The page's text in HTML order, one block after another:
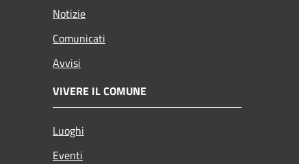
Notizie
Comunicati
Avvisi
VIVERE IL COMUNE
Luoghi
Eventi